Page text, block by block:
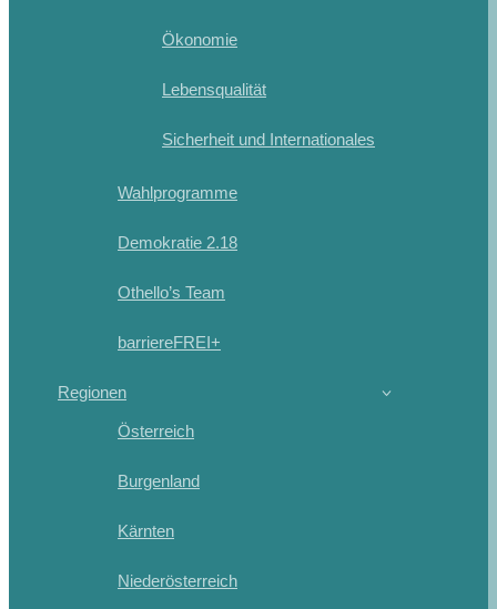
Ökonomie
Lebensqualität
Sicherheit und Internationales
Wahlprogramme
Demokratie 2.18
Othello’s Team
barriereFREI+
Regionen
Österreich
Burgenland
Kärnten
Niederösterreich